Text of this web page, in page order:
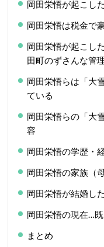
岡田栄悟が起こし
岡田栄悟は税金で
岡田栄悟が起こし
田町のずさんな管
岡田栄悟らは「大
ている
岡田栄悟らの「大
容
岡田栄悟の学歴・
岡田栄悟の家族（
岡田栄悟が結婚し
岡田栄悟の現在…
まとめ